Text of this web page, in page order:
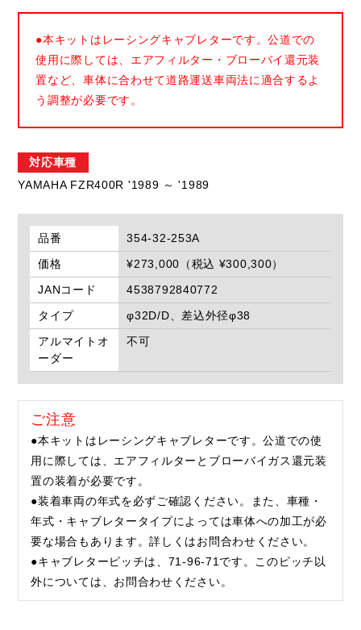
●本キットはレーシングキャブレターです。公道での
使用に際しては、エアフィルター・ブローバイ還元装
置など、車体に合わせて道路運送車両法に適合するよ
う調整が必要です。
対応車種
YAMAHA FZR400R '1989 ～ '1989
品番
354-32-253A
価格
¥273,000（税込 ¥300,300）
JANコード
4538792840772
タイプ
φ32D/D、差込外径φ38
アルマイトオ
ーダー
不可
ご注意
●本キットはレーシングキャブレターです。公道での使
用に際しては、エアフィルターとブローバイガス還元装
置の装着が必要です。
●装着車両の年式を必ずご確認ください。また、車種・
年式・キャブレタータイプによっては車体への加工が必
要な場合もあります。詳しくはお問合わせください。
●キャブレターピッチは、71-96-71です。このピッチ以
外については、お問合わせください。